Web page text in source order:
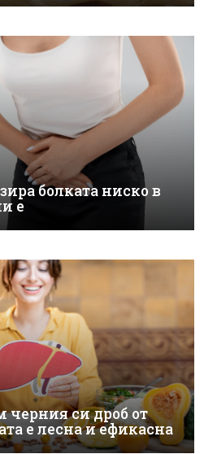
болката ниско в
е
черния си дроб от
е лесна и ефикасна